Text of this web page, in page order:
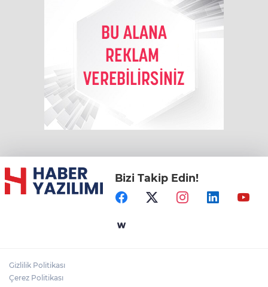
Bizi Takip Edin!
Gizlilik Politikası
Çerez Politikası